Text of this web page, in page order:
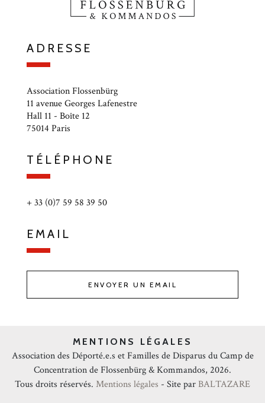
ADRESSE
Association Flossenbürg
11 avenue Georges Lafenestre
Hall 11 - Boîte 12
75014 Paris
TÉLÉPHONE
+ 33 (0)7 59 58 39 50
EMAIL
ENVOYER UN EMAIL
MENTIONS LÉGALES
Association des Déporté.e.s et Familles de Disparus du Camp de
Concentration de Flossenbürg & Kommandos, 2026.
Tous droits réservés. Mentions légales - Site par BALTAZARE